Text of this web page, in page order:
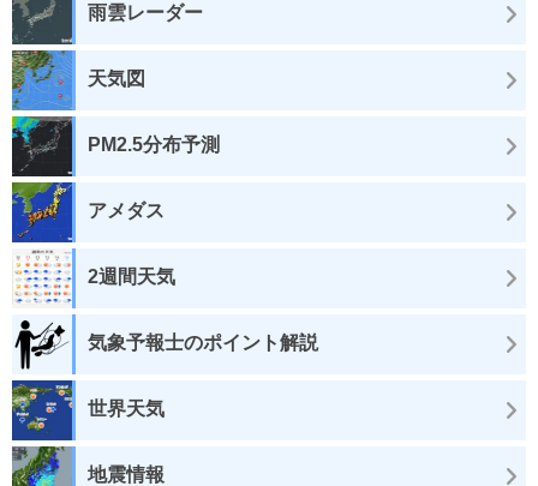
雨雲レーダー
天気図
PM2.5分布予測
アメダス
2週間天気
気象予報士のポイント解説
世界天気
地震情報